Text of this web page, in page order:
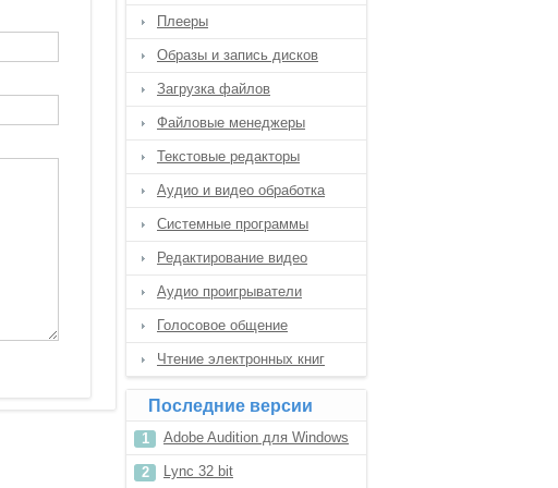
Плееры
Образы и запись дисков
Загрузка файлов
Файловые менеджеры
Текстовые редакторы
Аудио и видео обработка
Системные программы
Редактирование видео
Аудио проигрыватели
Голосовое общение
Чтение электронных книг
Последние версии
Adobe Audition для Windows
8.1
Lync 32 bit